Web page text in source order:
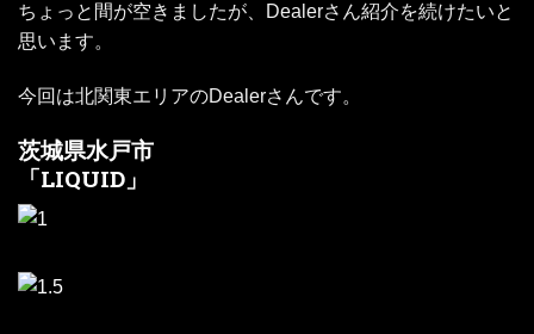
ちょっと間が空きましたが、Dealerさん紹介を続けたいと
思います。
今回は北関東エリアのDealerさんです。
茨城県水戸市
「LIQUID」